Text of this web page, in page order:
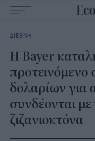
navigation
ΔΙΕΘΝΗ
Η Bayer
προτεινόμενο
δολαρίων για
συνδέονται
ζιζανιοκτόνα